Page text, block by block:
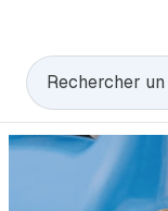
Rechercher